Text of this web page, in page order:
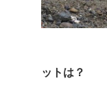
ットは？